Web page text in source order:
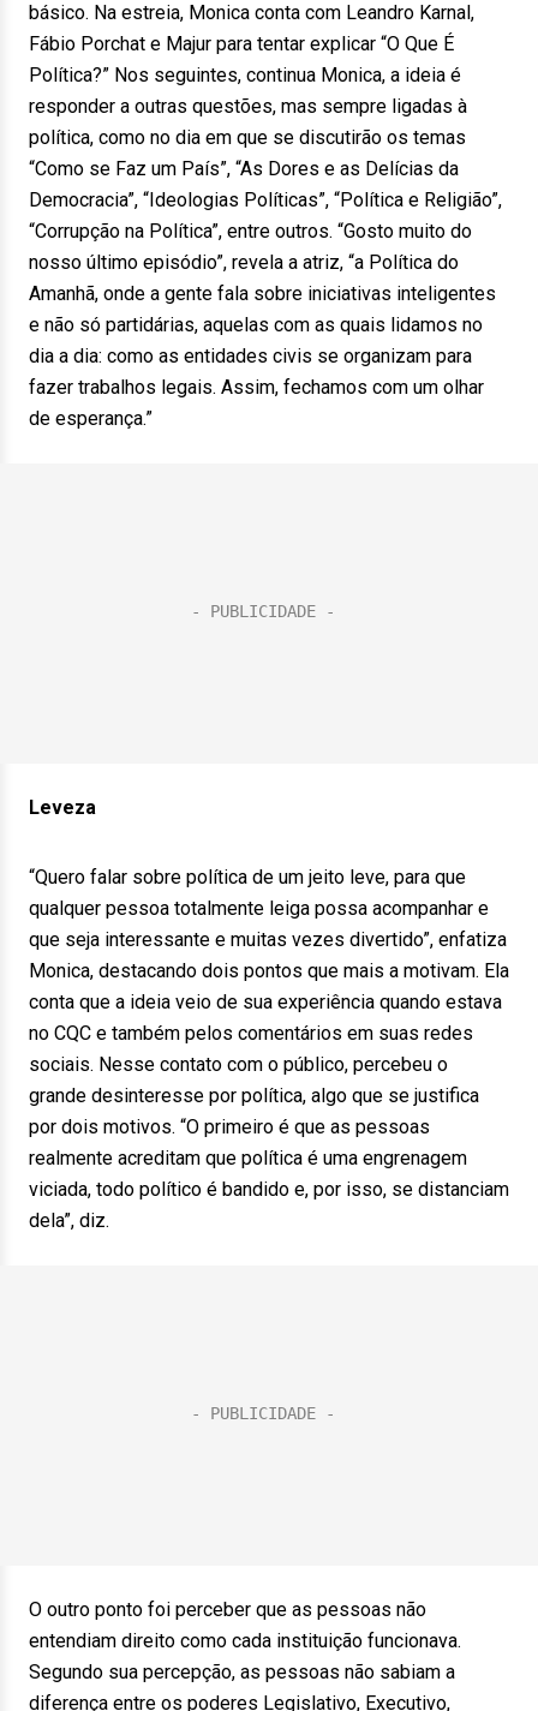
básico. Na estreia, Monica conta com Leandro Karnal,
Fábio Porchat e Majur para tentar explicar “O Que É
Política?” Nos seguintes, continua Monica, a ideia é
responder a outras questões, mas sempre ligadas à
política, como no dia em que se discutirão os temas
“Como se Faz um País”, “As Dores e as Delícias da
Democracia”, “Ideologias Políticas”, “Política e Religião”,
“Corrupção na Política”, entre outros. “Gosto muito do
nosso último episódio”, revela a atriz, “a Política do
Amanhã, onde a gente fala sobre iniciativas inteligentes
e não só partidárias, aquelas com as quais lidamos no
dia a dia: como as entidades civis se organizam para
fazer trabalhos legais. Assim, fechamos com um olhar
de esperança.”
Leveza
“Quero falar sobre política de um jeito leve, para que
qualquer pessoa totalmente leiga possa acompanhar e
que seja interessante e muitas vezes divertido”, enfatiza
Monica, destacando dois pontos que mais a motivam. Ela
conta que a ideia veio de sua experiência quando estava
no CQC e também pelos comentários em suas redes
sociais. Nesse contato com o público, percebeu o
grande desinteresse por política, algo que se justifica
por dois motivos. “O primeiro é que as pessoas
realmente acreditam que política é uma engrenagem
viciada, todo político é bandido e, por isso, se distanciam
dela”, diz.
O outro ponto foi perceber que as pessoas não
entendiam direito como cada instituição funcionava.
Segundo sua percepção, as pessoas não sabiam a
diferença entre os poderes Legislativo, Executivo,